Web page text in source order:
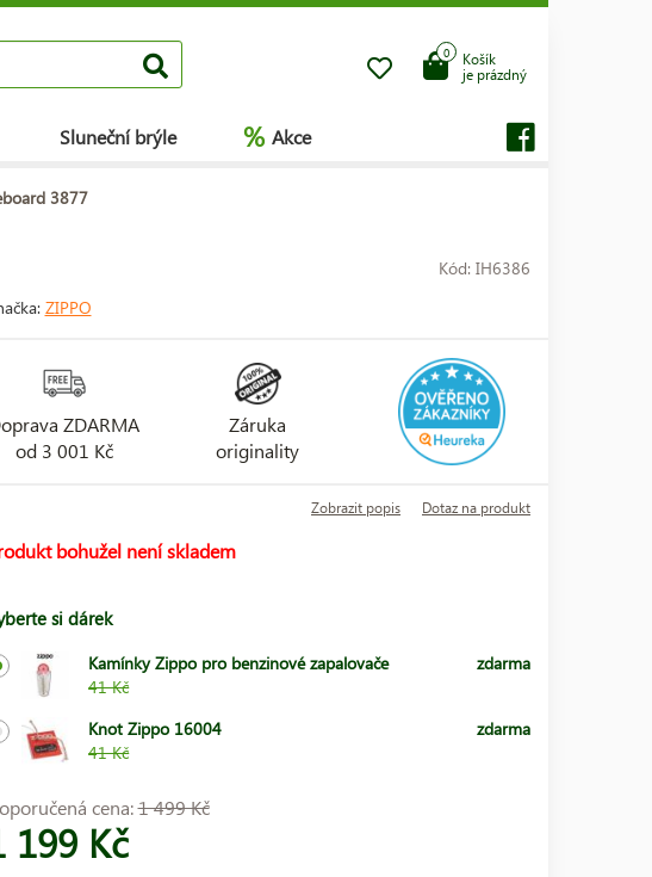
Košík
je prázdný
0
Sluneční brýle % Akce
3877
Kód: IH6386
ZIPPO
ZDARMA
od 3 001 Kč
Záruka
originality
Zobrazit popis Dotaz na produkt
bohužel není skladem
si dárek
Kamínky Zippo pro benzinové zapalovače
41 Kč
zdarma
Knot Zippo 16004
41 Kč
zdarma
cena:1 499 Kč
199 Kč